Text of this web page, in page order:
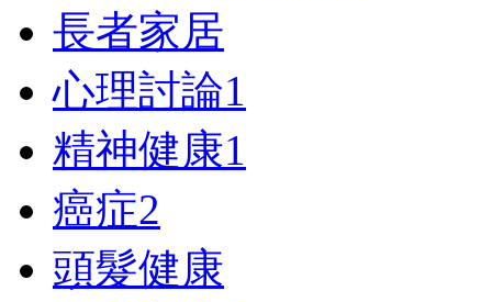
長者家居
心理討論1
精神健康1
癌症2
頭髮健康